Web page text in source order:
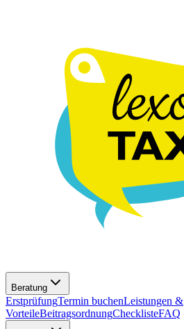
Beratung
ErstprüfungTermin buchenLeistungen &
VorteileBeitragsordnungChecklisteFAQ